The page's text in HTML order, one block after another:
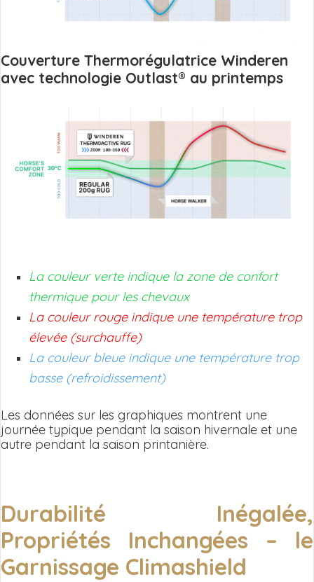
Couverture Thermorégulatrice Winderen
avec technologie Outlast® au printemps
La couleur verte indique la zone de confort
thermique pour les chevaux
La couleur rouge indique une température trop
élevée (surchauffe)
La couleur bleue indique une température trop
basse (refroidissement)
Les données sur les graphiques montrent une
journée typique pendant la saison hivernale et une
autre pendant la saison printanière.
Durabilité Inégalée,
Propriétés Inchangées – le
Garnissage Climashield